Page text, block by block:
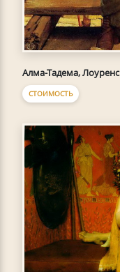
Алма-Тадема, Лоуренс
СТОИМОСТЬ